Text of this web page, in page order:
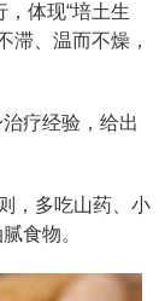
体现“培土生
滞、温而不燥，
疗经验，给出
，多吃山药、小
食物。